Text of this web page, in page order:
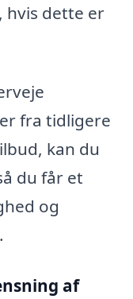
dette er
fra tidligere
kan du
du får et
og
af